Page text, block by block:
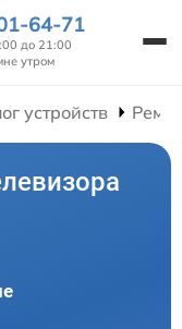
64-71
до 21:00
утром
устройств